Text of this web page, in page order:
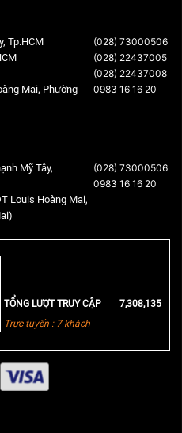
Tp.HCM
Mai, Phường
(028) 73000506
(028) 22437005
(028) 22437008
0983 16 16 20
Mỹ Tây,
Louis Hoàng Mai,
(028) 73000506
0983 16 16 20
TỔNG LƯỢT TRUY CẬP
7,308,135
Trực tuyến : 7 khách